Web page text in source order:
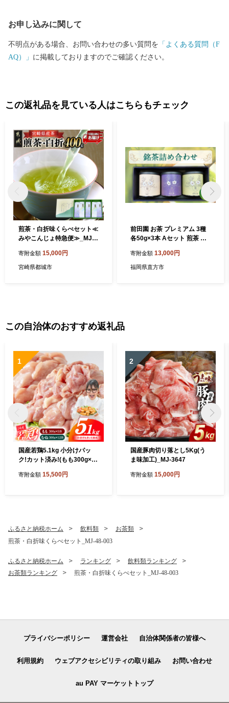
お申し込みに関して
不明点がある場合、お問い合わせの多い質問を 「よくある質問（F
AQ）」 に掲載しておりますのでご確認ください。
この返礼品を見ている人はこちらもチェック
煎茶・白折味くらべセット≪
みやこんじょ特急便≫_MJ-4
寄附金額 15,000円
宮崎県都城市
前田園 お茶 プレミアム 3種
各50g×3本 Aセット 煎茶 玉
寄附金額 13,000円
福岡県直方市
この自治体のおすすめ返礼品
1
国産若鶏5.1kg 小分けパッ
ク!カット済み!(もも300g×5
-007-N5100g
寄附金額 15,500円
2
国産豚肉切り落とし5Kg(う
ま味加工)_MJ-3647
寄附金額 15,000円
ふるさと納税ホーム 飲料類
お茶類
煎茶・白折味くらべセット_MJ-48-003
ふるさと納税ホーム ランキング
飲料類ランキング
お茶類ランキング
煎茶・白折味くらべセット_MJ-48-003
プライバシーポリシー 運営会社 自治体関係者の皆様へ
利用規約 ウェブアクセシビリティの取り組み お問い合わせ
au PAY マーケットトップ